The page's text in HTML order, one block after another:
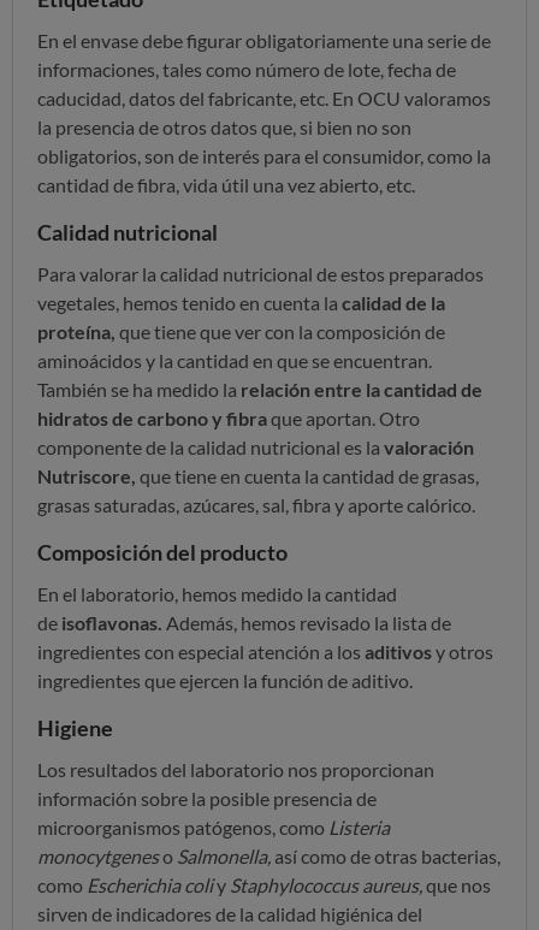
En el envase debe figurar obligatoriamente una serie de
informaciones, tales como número de lote, fecha de
caducidad, datos del fabricante, etc. En OCU valoramos
la presencia de otros datos que, si bien no son
obligatorios, son de interés para el consumidor, como la
cantidad de fibra, vida útil una vez abierto, etc.
Calidad nutricional
Para valorar la calidad nutricional de estos preparados
vegetales, hemos tenido en cuenta la calidad de la
proteína, que tiene que ver con la composición de
aminoácidos y la cantidad en que se encuentran.
También se ha medido la relación entre la cantidad de
hidratos de carbono y fibraque aportan. Otro
componente de la calidad nutricional es la valoración
Nutriscore, que tiene en cuenta la cantidad de grasas,
grasas saturadas, azúcares, sal, fibra y aporte calórico.
Composición del producto
En el laboratorio, hemos medido la cantidad
de isoflavonas. Además, hemos revisado la lista de
ingredientes con especial atención a los aditivosy otros
ingredientes que ejercen la función de aditivo.
Higiene
Los resultados del laboratorio nos proporcionan
información sobre la posible presencia de
microorganismos patógenos, como Listeria
monocytgeneso Salmonella, así como de otras bacterias,
como Escherichia coliy Staphylococcus aureus,que nos
sirven de indicadores de la calidad higiénica del